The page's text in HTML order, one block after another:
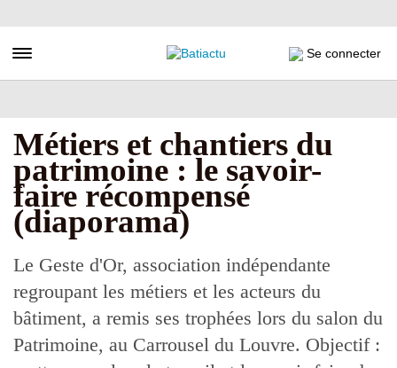
au
principal
Toggle navigation Se connecter
Métiers et chantiers du
patrimoine : le savoir-
faire récompensé
(diaporama)
Le Geste d'Or, association indépendante
regroupant les métiers et les acteurs du
bâtiment, a remis ses trophées lors du salon du
Patrimoine, au Carrousel du Louvre. Objectif :